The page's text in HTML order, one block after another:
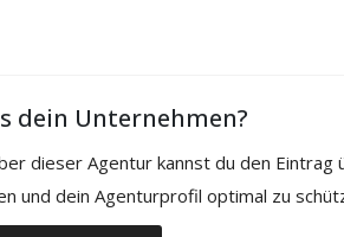
dein Unternehmen?
dieser Agentur kannst du den
und dein Agenturprofil optimal zu